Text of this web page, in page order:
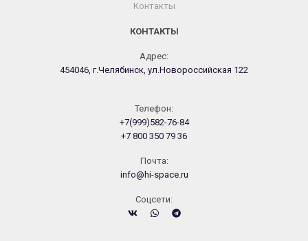
Контакты
КОНТАКТЫ
Адрес:
454046, г.Челябинск, ул.Новороссийская 122
Телефон:
+7(999)582-76-84
+7 800 350 79 36
Почта:
info@hi-space.ru
Cоцсети: